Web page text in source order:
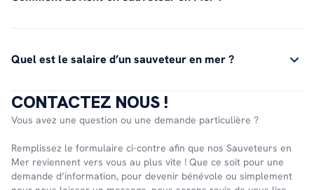
Quel est le salaire d’un sauveteur en mer ?
CONTACTEZ NOUS !
Vous avez une question ou une demande particulière ?
Remplissez le formulaire ci-contre afin que nos Sauveteurs en
Mer reviennent vers vous au plus vite ! Que ce soit pour une
demande d’information, pour devenir bénévole ou simplement